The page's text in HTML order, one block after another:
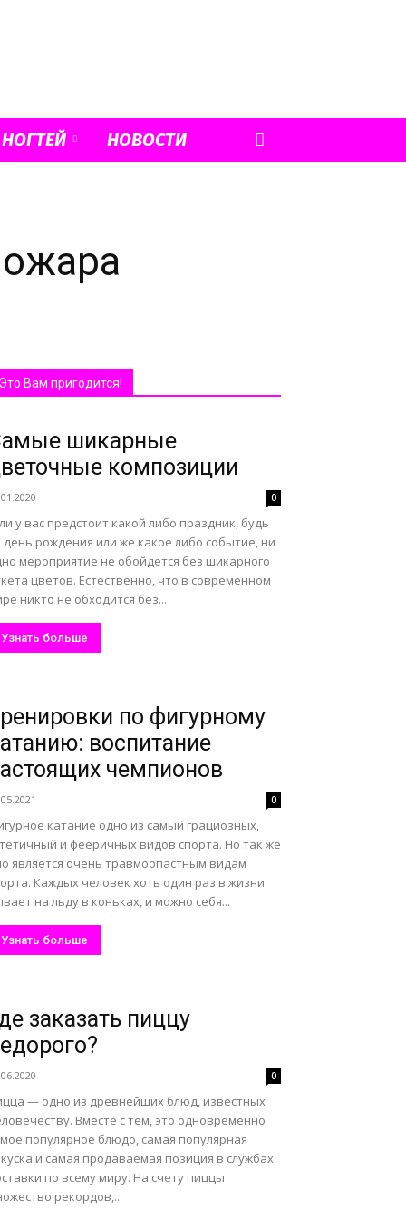
НОВОСТИ
Это Вам пригодится!
шикарные
композиции
0
у вас предстоит какой либо праздник, будь
день рождения или же какое либо событие, ни
мероприятие не обойдется без шикарного
цветов. Естественно, что в современном
никто не обходится без...
Узнать больше
по фигурному
воспитание
чемпионов
0
катание одно из самый грациозных,
и фееричных видов спорта. Но так же
является очень травмоопастным видам
Каждых человек хоть один раз в жизни
на льду в коньках, и можно себя...
Узнать больше
заказать пиццу
0
— одно из древнейших блюд, известных
Вместе с тем, это одновременно
популярное блюдо, самая популярная
и самая продаваемая позиция в службах
по всему миру. На счету пиццы
рекордов,...